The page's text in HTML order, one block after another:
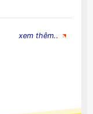
sĩ phục vụ tại
nhân chuyên
phòng
nghiệp,
quy định như thế